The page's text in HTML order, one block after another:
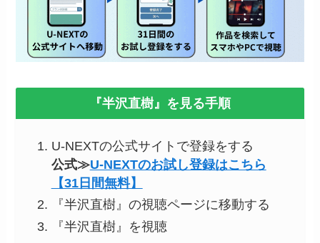
『半沢直樹』を見る手順
U-NEXTの公式サイトで登録をする
公式≫U-NEXTのお試し登録はこちら
【31日間無料】
『半沢直樹』の視聴ページに移動する
『半沢直樹』を視聴